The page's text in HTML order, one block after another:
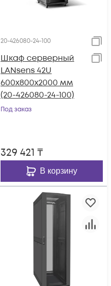
20-426080-24-100
Шкаф серверный
LANsens 42U
600x800x2000 мм
(20-426080-24-100)
Под заказ
329 421 ₸
В корзину